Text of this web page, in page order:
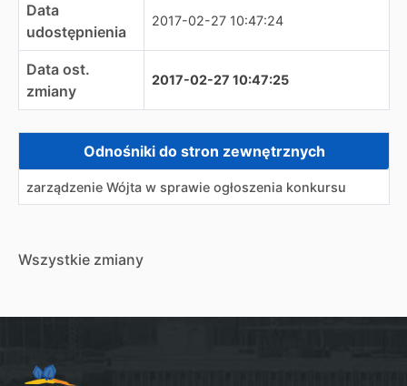
Data
udostępnienia
2017-02-27 10:47:24
Data ost.
zmiany
2017-02-27 10:47:25
Zewnętrzne odnośniki
Odnośniki do stron zewnętrznych
zarządzenie Wójta w sprawie ogłoszenia konkursu
Wszystkie zmiany